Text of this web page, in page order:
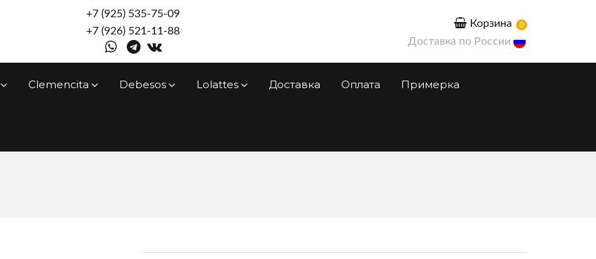
+7 (925) 535-75-09
+7 (926) 521-11-88
Корзина 0
Доставка по России
Clemencita Debesos Lolattes Доставка Оплата Примерка